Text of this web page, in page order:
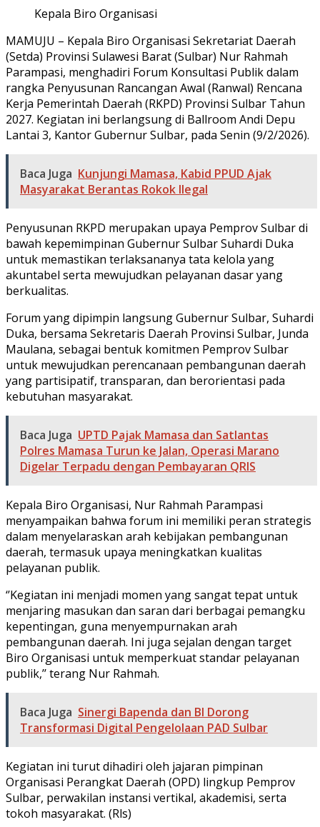
Kepala Biro Organisasi
MAMUJU – Kepala Biro Organisasi Sekretariat Daerah
(Setda) Provinsi Sulawesi Barat (Sulbar) Nur Rahmah
Parampasi, menghadiri Forum Konsultasi Publik dalam
rangka Penyusunan Rancangan Awal (Ranwal) Rencana
Kerja Pemerintah Daerah (RKPD) Provinsi Sulbar Tahun
2027. Kegiatan ini berlangsung di Ballroom Andi Depu
Lantai 3, Kantor Gubernur Sulbar, pada Senin (9/2/2026).
Baca Juga Kunjungi Mamasa, Kabid PPUD Ajak
Masyarakat Berantas Rokok Ilegal
Penyusunan RKPD merupakan upaya Pemprov Sulbar di
bawah kepemimpinan Gubernur Sulbar Suhardi Duka
untuk memastikan terlaksananya tata kelola yang
akuntabel serta mewujudkan pelayanan dasar yang
berkualitas.
Forum yang dipimpin langsung Gubernur Sulbar, Suhardi
Duka, bersama Sekretaris Daerah Provinsi Sulbar, Junda
Maulana, sebagai bentuk komitmen Pemprov Sulbar
untuk mewujudkan perencanaan pembangunan daerah
yang partisipatif, transparan, dan berorientasi pada
kebutuhan masyarakat.
Baca Juga UPTD Pajak Mamasa dan Satlantas
Polres Mamasa Turun ke Jalan, Operasi Marano
Digelar Terpadu dengan Pembayaran QRIS
Kepala Biro Organisasi, Nur Rahmah Parampasi
menyampaikan bahwa forum ini memiliki peran strategis
dalam menyelaraskan arah kebijakan pembangunan
daerah, termasuk upaya meningkatkan kualitas
pelayanan publik.
‘’Kegiatan ini menjadi momen yang sangat tepat untuk
menjaring masukan dan saran dari berbagai pemangku
kepentingan, guna menyempurnakan arah
pembangunan daerah. Ini juga sejalan dengan target
Biro Organisasi untuk memperkuat standar pelayanan
publik,’’ terang Nur Rahmah.
Baca Juga Sinergi Bapenda dan BI Dorong
Transformasi Digital Pengelolaan PAD Sulbar
Kegiatan ini turut dihadiri oleh jajaran pimpinan
Organisasi Perangkat Daerah (OPD) lingkup Pemprov
Sulbar, perwakilan instansi vertikal, akademisi, serta
tokoh masyarakat. (Rls)